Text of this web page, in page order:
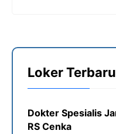
Loker Terbaru
Dokter Spesialis
RS Cenka